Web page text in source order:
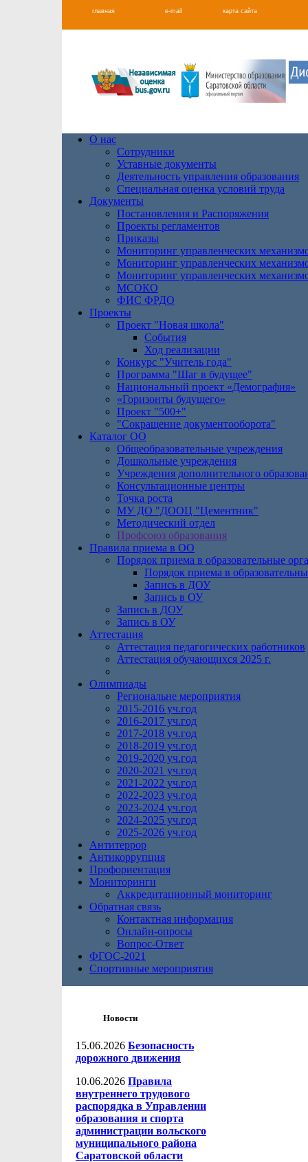
главная e-mail карта сайта
О нас
Сотрудники
Уставные документы
Деятельность управления образования
Специальная оценка условий труда
Документы
Постановления и Распоряжения
Проекты регламентов
Приказы
Мониторинг управленческих
Мониторинг управленческих
Мониторинг управленческих
МСОКО
ФИС ФРДО
Проекты
Проект "Новая школа"
События
Ход реализации
Конкурс "Учитель года"
Программа "Шаг в будущее"
Национальный проект «Демография»
«Горизонты будущего»
Проект "500+"
"Сокращение документооборота"
Каталог ОО
Общеобразовательные учреждения
Дошкольные учреждения
Учреждения дополнительного
Консультационные центры
Точка роста
МУ ДО "ДООЦ "Цементник"
Методический отдел
Профсоюз образования
Правила приема в ОО
Порядок приема в образовательные
Порядок приема в
Запись в ДОУ
Запись в ОУ
Запись в ДОУ
Запись в ОУ
Аттестация
Аттестация педагогических работников
Аттестация обучающихся 2025 г.
Олимпиады
Региональне мероприятия
2015-2016 уч.год
2016-2017 уч.год
2017-2018 уч.год
2018-2019 уч.год
2019-2020 уч.год
2020-2021 уч.год
2021-2022 уч.год
2022-2023 уч.год
2023-2024 уч.год
2024-2025 уч.год
2025-2026 уч.год
Антитеррор
Антикоррупция
Профориентация
Мониторинги
Аккредитационный мониторинг
Обратная связь
Контактная информация
Онлайн-опросы
Вопрос-Ответ
ФГОС-2021
Спортивные мероприятия
Новости
15.06.2026 Безопасность
дорожного движения
10.06.2026 Правила
внутреннего трудового
распорядка в Управлении
образования и спорта
администрации вольского
муниципального района
Саратовской области